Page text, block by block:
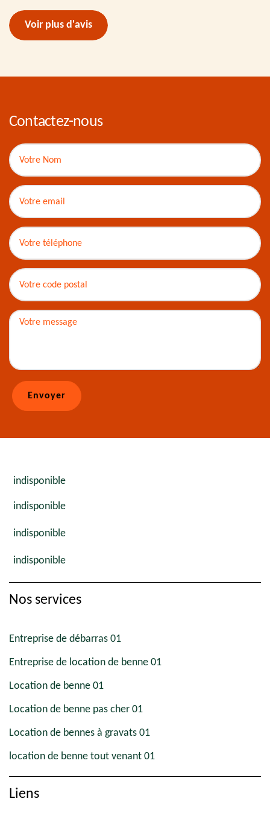
Voir plus d'avis
Contactez-nous
indisponible
indisponible
indisponible
indisponible
Nos services
Entreprise de débarras 01
Entreprise de location de benne 01
Location de benne 01
Location de benne pas cher 01
Location de bennes à gravats 01
location de benne tout venant 01
Liens